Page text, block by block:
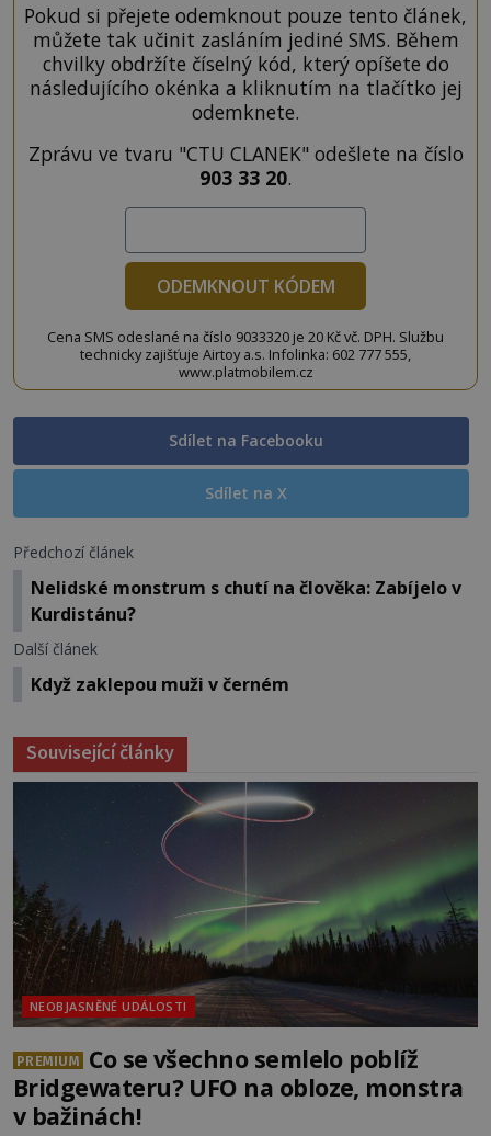
Pokud si přejete odemknout pouze tento článek,
můžete tak učinit zasláním jediné SMS. Během
chvilky obdržíte číselný kód, který opíšete do
následujícího okénka a kliknutím na tlačítko jej
odemknete.
Zprávu ve tvaru "CTU CLANEK" odešlete na číslo
903 33 20.
ODEMKNOUT KÓDEM
Cena SMS odeslané na číslo 9033320 je 20 Kč vč. DPH. Službu
technicky zajišťuje Airtoy a.s. Infolinka: 602 777 555,
www.platmobilem.cz
Sdílet na Facebooku
Sdílet na X
Předchozí článek
Nelidské monstrum s chutí na člověka: Zabíjelo v
Kurdistánu?
Další článek
Když zaklepou muži v černém
Související články
NEOBJASNĚNÉ UDÁLOSTI
PREMIUM
Co se všechno semlelo poblíž
Bridgewateru? UFO na obloze, monstra
v bažinách!